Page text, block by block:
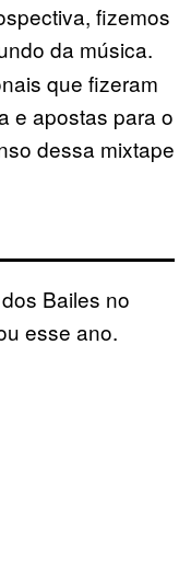
fizemos
da música.
que fizeram
e apostas para o
dessa mixtape
Bailes no
esse ano.